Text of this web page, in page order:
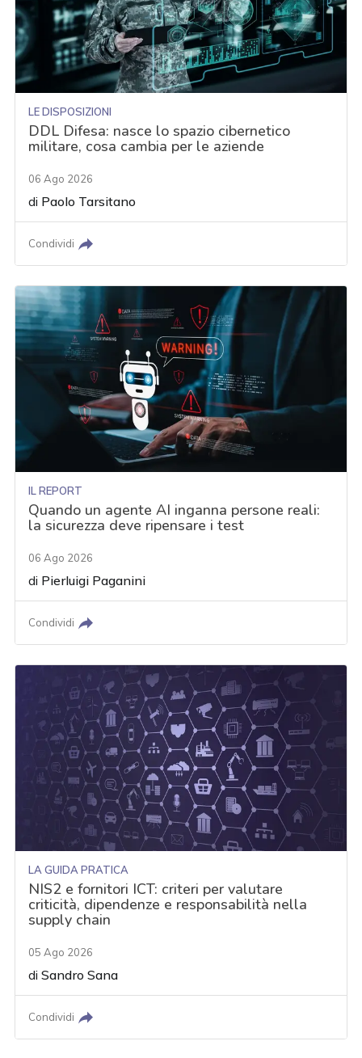
LE DISPOSIZIONI
DDL Difesa: nasce lo spazio cibernetico
militare, cosa cambia per le aziende
06 Ago 2026
di Paolo Tarsitano
Condividi
IL REPORT
Quando un agente AI inganna persone reali:
la sicurezza deve ripensare i test
06 Ago 2026
di Pierluigi Paganini
Condividi
LA GUIDA PRATICA
NIS2 e fornitori ICT: criteri per valutare
criticità, dipendenze e responsabilità nella
supply chain
05 Ago 2026
diSandro Sana
Condividi